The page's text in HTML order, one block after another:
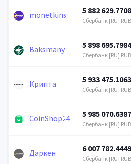
monetkins 5 882 629.7708
Сбербанк [RU] RUB
Baksmany 5 898 695.7984
Сбербанк [RU] RUB
Крипта 5 933
Сбербанк [RU] RUB
CoinShop24 5 985 070.6387
Сбербанк [RU] RUB
Даркен 6 007
Сбербанк [RU] RUB